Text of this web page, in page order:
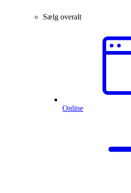
Sælg overalt
Online